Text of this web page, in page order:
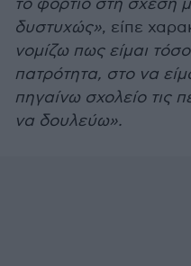
το φορτίο στη σχέση
δυστυχώς», είπε
νομίζω πως είμαι
πατρότητα, στο να
πηγαίνω σχολείο τις
να δουλεύω».